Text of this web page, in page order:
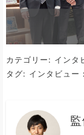
カテゴリー: インタ
タグ: インタビュー
監